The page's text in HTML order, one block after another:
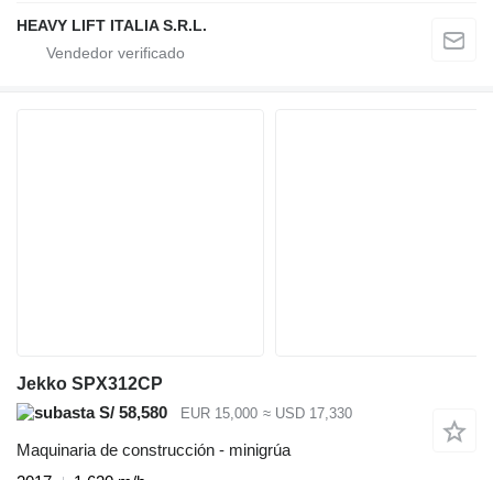
HEAVY LIFT ITALIA S.R.L.
Jekko SPX312CP
S/ 58,580
EUR 15,000 ≈ USD 17,330
Maquinaria de construcción - minigrúa